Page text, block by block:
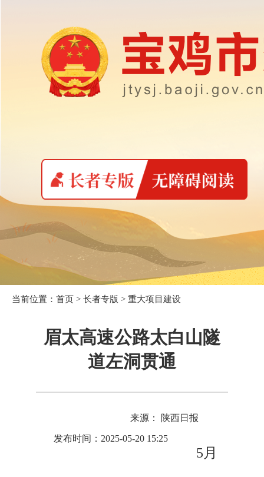
当前位置： 首页 > 长者专版 > 重大项目建设
眉太高速公路太白山隧
道左洞贯通
来源： 陕西日报
发布时间：2025-05-20 15:25
5月